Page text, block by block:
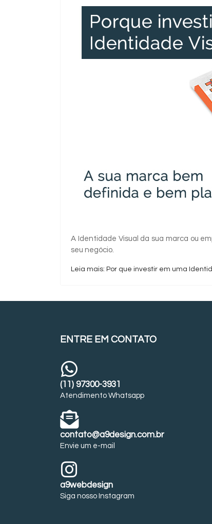
A Identidade Visual da sua marca ou
seu negócio.
Leia mais: Por que investir em uma
ENTRE EM CONTATO
(11) 97300-3931
Atendimento Whatsapp
contato@a9design.com.br
Envie um e-mail
a9webdesign
Siga nosso Instagram